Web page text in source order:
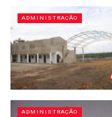
ADMINISTRAÇÃO
ADMINISTRAÇÃO